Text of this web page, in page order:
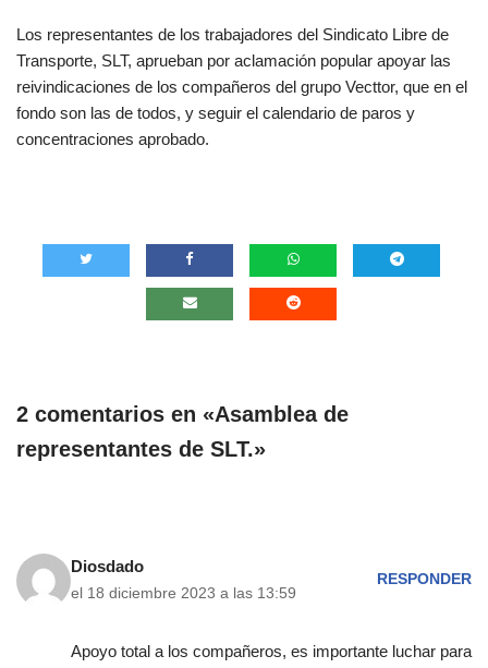
Los representantes de los trabajadores del Sindicato Libre de
Transporte, SLT, aprueban por aclamación popular apoyar las
reivindicaciones de los compañeros del grupo Vecttor, que en el
fondo son las de todos, y seguir el calendario de paros y
concentraciones aprobado.
2 comentarios en «Asamblea de
representantes de SLT.»
Diosdado
el 18 diciembre 2023 a las 13:59
RESPONDER
Apoyo total a los compañeros, es importante luchar para